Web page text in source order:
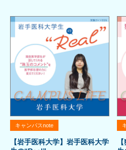
キャンパスnote
【岩手医科大学】岩手医科大学